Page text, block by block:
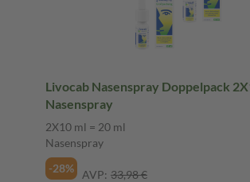
Livocab Nasenspray Doppelpack
Nasenspray
2X10 ml = 20 ml
Nasenspray
-28%
AVP: 33,98 €